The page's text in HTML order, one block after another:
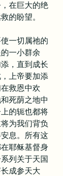
在巨大的绝
的盼望。
一切属祂的
一小群余
，直到成长
上帝要加添
救恩中欢
死荫之地中
的轭也都将
为我们背负
息。所有这
耶稣基督身
列关于天国
成参天大